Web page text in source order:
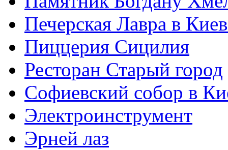
Печерская Лавра в
Пиццерия Сицилия
Ресторан Старый город
Софиевский собор в
Электроинструмент
Эрней лаз